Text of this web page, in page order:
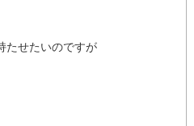
たせたいのですが